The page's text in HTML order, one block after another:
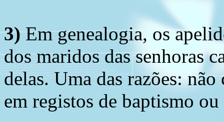
3)Em genealogia, os
dos maridos das senhoras
delas. Uma das razões:
em registos de baptismo